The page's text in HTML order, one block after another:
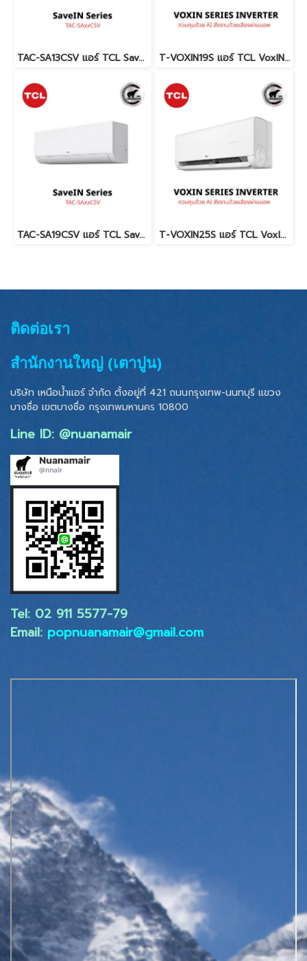
TAC-SA13CSV แอร์ TCL SaveIN 12,300 BTU. AI Inverter น้ำยา R32 พร้อมบริการติดตั้ง T-VOXIN19S แอร์ TCL VoxIN Series #สั่งงานด้วยเสียง #Wi-Fi #ควบคุมด้วย AI #ระบบอินเวอร์เตอร์ #Inverter น้ำยา R32 พร้อมบริการติดตั้ง
TAC-SA19CSV แอร์ TCL SaveIN 18,100 BTU. AI Inverter น้ำยา R32 พร้อมบริการติดตั้ง T-VOXIN25S แอร์ TCL VoxIN Series #สั่งงานด้วยเสียง #Wi-Fi #ควบคุมด้วย AI #ระบบอินเวอร์เตอร์ #Inverter น้ำยา R32 พร้อมบริการติดตั้ง
ติดต่อเรา
สำนักงานใหญ่ (เตาปูน)
บริษัท เหนือน้ำแอร์ จำกัด ตั้งอยู่ที่ 421 ถนนกรุงเทพ-นนทบุรี แขวง
บางซื่อ เขตบางซื่อ กรุงเทพมหานคร 10800
Line ID: @nuanamair
Tel: 02 ​911 5577-79
Email: popnuanamair@gmail.com